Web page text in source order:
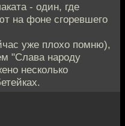
- один, где
на фоне сгоревшего
уже плохо помню),
"Слава народу
несколько